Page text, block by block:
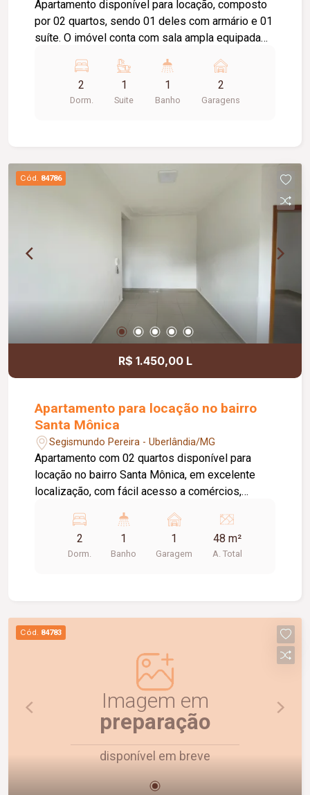
Apartamento disponível para locação, composto
por 02 quartos, sendo 01 deles com armário e 01
suíte. O imóvel conta com sala ampla equipada
armários, cooktop e sugar, área de serviço com
armário, banheiro social com box em vidro e
armário. Possui ainda 02 vagas de garagem,
2
Dorm.
1
Suite
1
Banho
2
Garagens
Cód. 84786
R$ 1.450,00 L
Apartamento para locação no bairro
Santa Mônica
Segismundo Pereira - Uberlândia/MG
Apartamento com 02 quartos disponível para
locação no bairro Santa Mônica, em excelente
localização, com fácil acesso a comércios,
da região. O imóvel dispõe de sala aconchegante,
cozinha funcional, banheiro social, área de
serviço e 01 vaga de garagem, oferecendo
previsibilidade nos custos mensais. Uma
excelente oportunidade para quem busca um
imóvel bem localizado e pronto para morar.
2
Dorm.
1
Banho
1
Garagem
48 m²
A. Total
Cód. 84783
Imagem em
preparação
disponível em breve